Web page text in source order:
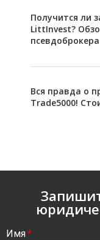
Получится ли
LittInvest?
псевдоброкера
Вся правда о
Trade5000!
Имя